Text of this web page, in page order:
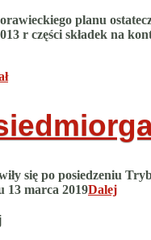
planu
r części składek na
się po posiedzeniu
13 marca 2019Dalej